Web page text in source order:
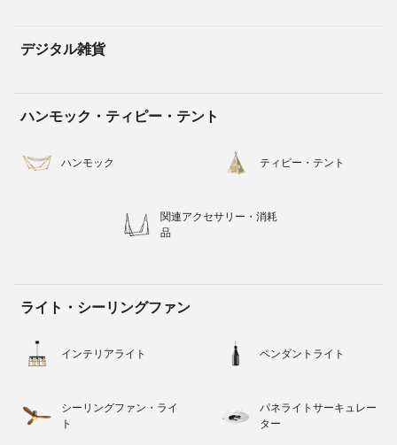
デジタル雑貨
ハンモック・ティピー・テント
ハンモック ティピー・テント
関連アクセサリー・消耗
品
ライト・シーリングファン
インテリアライト ペンダントライト
シーリングファン・ライ
ト
パネライトサーキュレー
ター